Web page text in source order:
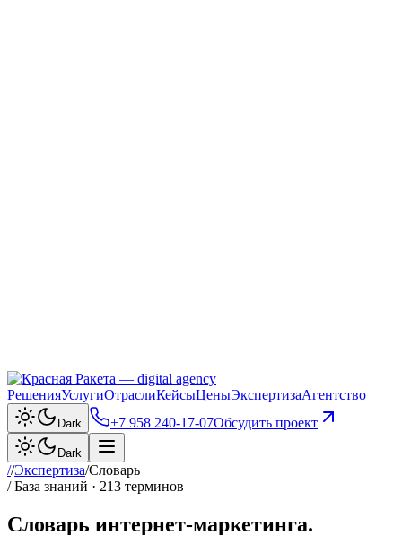
РешенияУслугиОтраслиКейсыЦеныЭкспертизаАгентство
Dark +7 958 240‑17‑07Обсудить проект
Dark
//Экспертиза/Словарь
/ База знаний · 213 терминов
Словарь интернет-маркетинга.